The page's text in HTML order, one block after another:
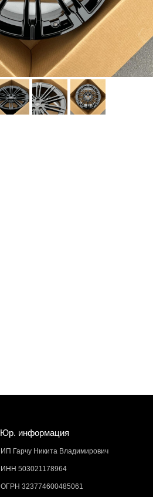
Юр. информация
ИП Гарчу Никита Владимирович
ИНН 503021178964
ОГРН 323774600485061